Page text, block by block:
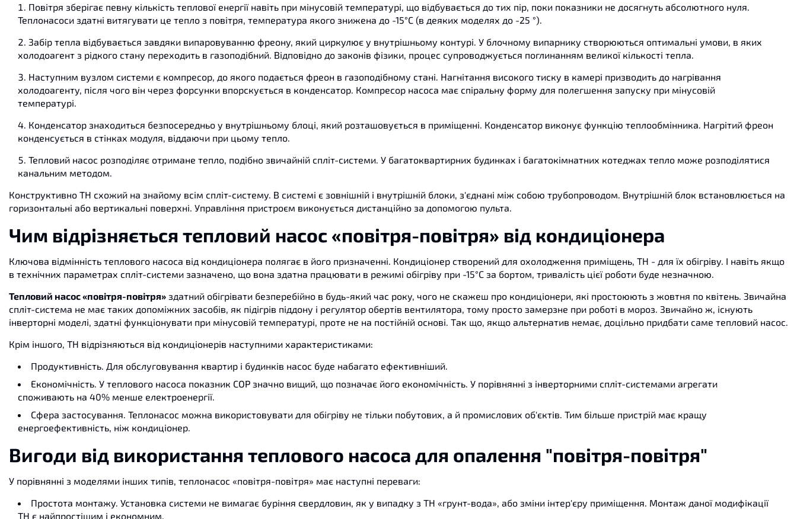
Повітря зберігає певну кількість теплової енергії навіть при мінусовій температурі, що відбувається до тих пір, поки показники не досягнуть абсолютного нуля.
Теплонасоси здатні витягувати це тепло з повітря, температура якого знижена до -15°С (в деяких моделях до -25 °).
Забір тепла відбувається завдяки випаровуванню фреону, який циркулює у внутрішньому контурі. У блочному випарнику створюються оптимальні умови, в яких
холодоагент з рідкого стану переходить в газоподібний. Відповідно до законів фізики, процес супроводжується поглинанням великої кількості тепла.
Наступним вузлом системи є компресор, до якого подається фреон в газоподібному стані. Нагнітання високого тиску в камері призводить до нагрівання
холодоагенту, після чого він через форсунки впорскується в конденсатор. Компресор насоса має спіральну форму для полегшення запуску при мінусовій
температурі.
Конденсатор знаходиться безпосередньо у внутрішньому блоці, який розташовується в приміщенні. Конденсатор виконує функцію теплообмінника. Нагрітий фреон
конденсується в стінках модуля, віддаючи при цьому тепло.
Тепловий насос розподіляє отримане тепло, подібно звичайній спліт-системи. У багатоквартирних будинках і багатокімнатних котеджах тепло може розподілятися
канальним методом.
Конструктивно ТН схожий на знайому всім спліт-систему. В системі є зовнішній і внутрішній блоки, з'єднані між собою трубопроводом. Внутрішній блок встановлюється на
горизонтальні або вертикальні поверхні. Управління пристроєм виконується дистанційно за допомогою пульта.
Чим відрізняється тепловий насос «повітря-повітря» від кондиціонера
Ключова відмінність теплового насоса від кондиціонера полягає в його призначенні. Кондиціонер створений для охолодження приміщень, ТН - для їх обігріву. І навіть якщо
в технічних параметрах спліт-системи зазначено, що вона здатна працювати в режимі обігріву при -15°С за бортом, тривалість цієї роботи буде незначною.
Тепловий насос «повітря-повітря» здатний обігрівати безперебійно в будь-який час року, чого не скажеш про кондиціонери, які простоюють з жовтня по квітень. Звичайна
спліт-система не має таких допоміжних засобів, як підігрів піддону і регулятор обертів вентилятора, тому просто замерзне при роботі в мороз. Звичайно ж, існують
інверторні моделі, здатні функціонувати при мінусовій температурі, проте не на постійній основі. Так що, якщо альтернатив немає, доцільно придбати саме тепловий насос.
Крім іншого, ТН відрізняються від кондиціонерів наступними характеристиками:
Продуктивність. Для обслуговування квартир і будинків насос буде набагато ефективніший.
Економічність. У теплового насоса показник СОР значно вищий, що позначає його економічність. У порівнянні з інверторними спліт-системами агрегати
споживають на 40% менше електроенергії.
Сфера застосування. Теплонасос можна використовувати для обігріву не тільки побутових, а й промислових об'єктів. Тим більше пристрій має кращу
енергоефективність, ніж кондиціонер.
Вигоди від використання теплового насоса для опалення "повітря-повітря"
У порівнянні з моделями інших типів, теплонасос «повітря-повітря» має наступні переваги:
Простота монтажу. Установка системи не вимагає буріння свердловин, як у випадку з ТН «грунт-вода», або зміни інтер'єру приміщення. Монтаж даної модифікації
ТН є найпростішим і економним.